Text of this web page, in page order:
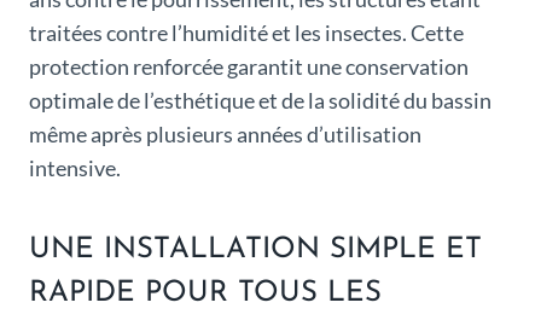
traitées contre l’humidité et les insectes. Cette
protection renforcée garantit une conservation
optimale de l’esthétique et de la solidité du bassin
même après plusieurs années d’utilisation
intensive.
UNE INSTALLATION SIMPLE ET
RAPIDE POUR TOUS LES